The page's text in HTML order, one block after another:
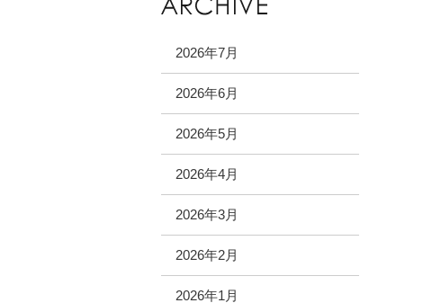
2026年7月
2026年6月
2026年5月
2026年4月
2026年3月
2026年2月
2026年1月